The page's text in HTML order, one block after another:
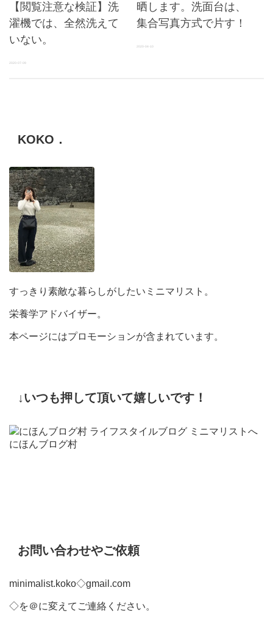
【閲覧注意な検証】洗
濯機では、全然洗えて
いない。
2020-07-09
晒します。洗面台は、
集合写真方式で片す！
2020-04-10
KOKO．
すっきり素敵な暮らしがしたいミニマリスト。
栄養学アドバイザー。
本ページにはプロモーションが含まれています。
↓いつも押して頂いて嬉しいです！
にほんブログ村
お問い合わせやご依頼
minimalist.koko◇gmail.com
◇を＠に変えてご連絡ください。